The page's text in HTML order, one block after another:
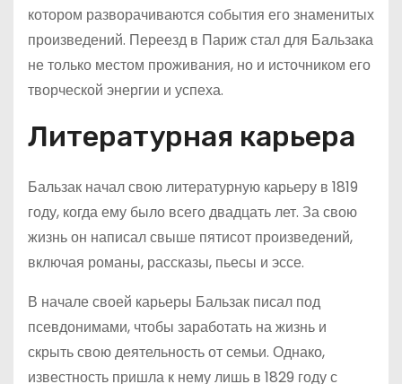
котором разворачиваются события его знаменитых
произведений. Переезд в Париж стал для Бальзака
не только местом проживания, но и источником его
творческой энергии и успеха.
Литературная карьера
Бальзак начал свою литературную карьеру в 1819
году, когда ему было всего двадцать лет. За свою
жизнь он написал свыше пятисот произведений,
включая романы, рассказы, пьесы и эссе.
В начале своей карьеры Бальзак писал под
псевдонимами, чтобы заработать на жизнь и
скрыть свою деятельность от семьи. Однако,
известность пришла к нему лишь в 1829 году с